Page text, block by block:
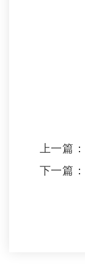
上一篇：
下一篇：